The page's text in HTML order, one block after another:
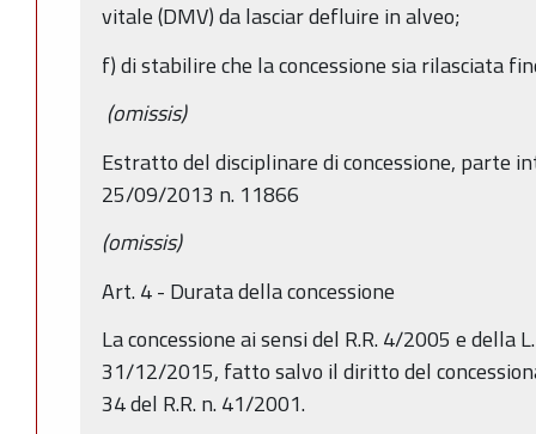
vitale (DMV) da lasciar defluire in alveo;
f) di stabilire che la concessione sia rilasciata
(omissis)
Estratto del disciplinare di concessione, parte
25/09/2013 n. 11866
(omissis)
Art. 4 - Durata della concessione
La concessione ai sensi del R.R. 4/2005 e della
31/12/2015, fatto salvo il diritto del
34 del R.R. n. 41/2001.